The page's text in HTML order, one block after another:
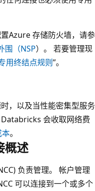
Azure 存储防火墙，请参
围（NSP）。 若要管理现
用终结点规则”。
，以及当性能密集型服务
会收取网络费
。
概述
负责管理。 帐户管理
可以连接到一个或多个